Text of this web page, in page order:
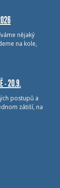
nějaký
na kole,
- 20.9.
postupů a
zátiší, na